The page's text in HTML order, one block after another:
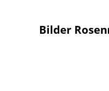
Bilder